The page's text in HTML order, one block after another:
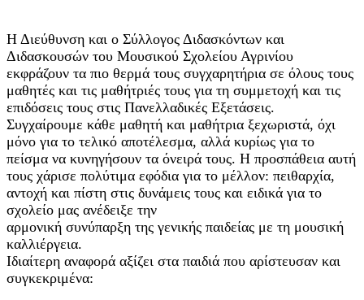
Η Διεύθυνση και ο Σύλλογος Διδασκόντων και
Διδασκουσών του Μουσικού Σχολείου Αγρινίου
εκφράζουν τα πιο θερμά τους συγχαρητήρια σε όλους τους
μαθητές και τις μαθήτριές τους για τη συμμετοχή και τις
επιδόσεις τους στις Πανελλαδικές Εξετάσεις.
Συγχαίρουμε κάθε μαθητή και μαθήτρια ξεχωριστά, όχι
μόνο για το τελικό αποτέλεσμα, αλλά κυρίως για το
πείσμα να κυνηγήσουν τα όνειρά τους. Η προσπάθεια αυτή
τους χάρισε πολύτιμα εφόδια για το μέλλον: πειθαρχία,
αντοχή και πίστη στις δυνάμεις τους και ειδικά για το
σχολείο μας ανέδειξε την
αρμονική συνύπαρξη της γενικής παιδείας με τη μουσική
καλλιέργεια.
Ιδιαίτερη αναφορά αξίζει στα παιδιά που αρίστευσαν και
συγκεκριμένα: